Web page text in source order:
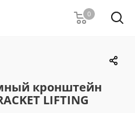
0
кронштейн
LIFTING